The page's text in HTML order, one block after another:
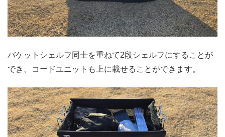
バケットシェルフ同士を重ねて2段シェルフにすることが
でき、コードユニットも上に載せることができます。